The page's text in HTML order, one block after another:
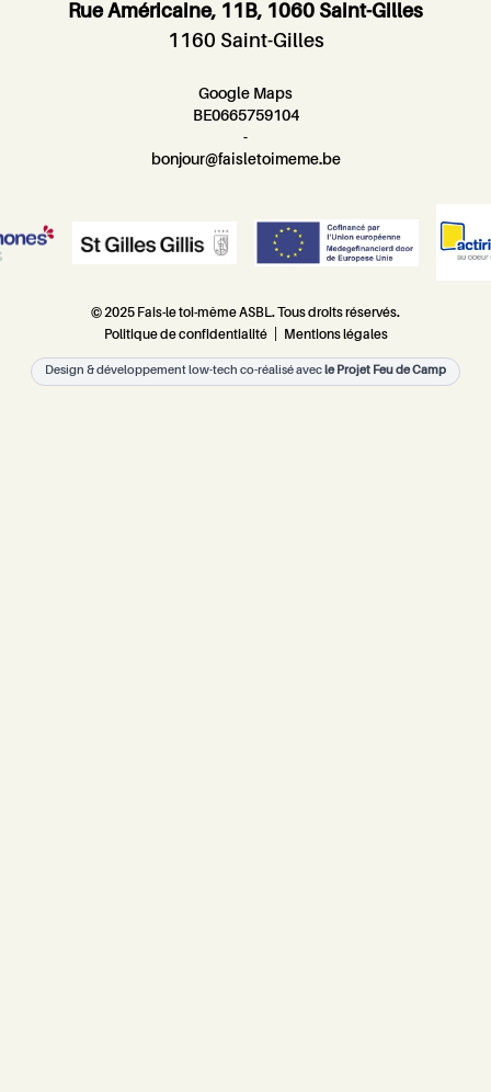
Rue Américaine, 11B, 1060 Saint-Gilles
1160 Saint-Gilles
Google Maps
BE0665759104
-
bonjour@faisletoimeme.be
© 2025 Fais-le toi-même ASBL. Tous droits réservés.
Politique de confidentialité
Mentions légales
Design & développement low-tech co-réalisé avecle Projet Feu de Camp